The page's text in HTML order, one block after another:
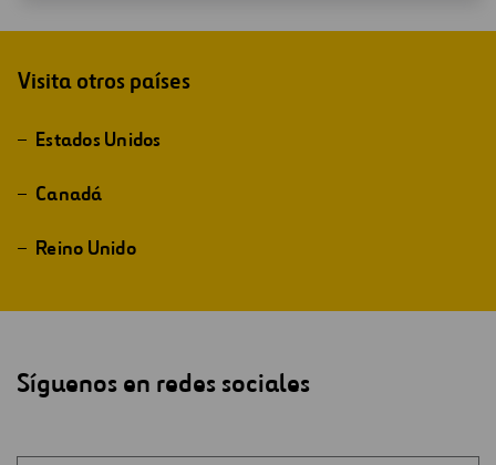
Visita otros países
Estados Unidos
Canadá
Reino Unido
Síguenos en redes sociales